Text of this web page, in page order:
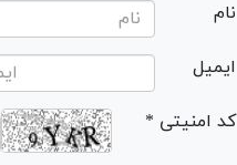
نام
ایمیل
* کد امنیتی